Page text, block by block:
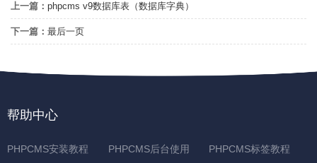
上一篇： phpcms v9数据库表（数据库字典）
下一篇： 最后一页
帮助中心
PHPCMS安装教程 PHPCMS后台使用 PHPCMS标签教程